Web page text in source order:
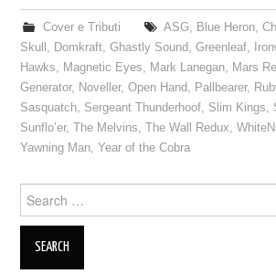
LINKS
CONTATTI
RELICS – SFALCI E RAMAGLIE
PINKFLOYDIANE
Cover e Tributi ASG, Blue Heron,
Skull , Domkraft,Ghastly Sound,Greenleaf,
Hawks, Magnetic Eyes, Mark Lanegan, Mars
Generator, Noveller,Open Hand, Pallbearer,
Sasquatch, Sergeant Thunderhoof, Slim Kings,
Sunflo’er,The Melvins,The Wall Redux,
Yawning Man,Year of the Cobra
for: